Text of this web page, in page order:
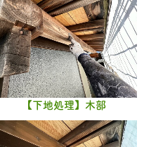
【下地処理】木部